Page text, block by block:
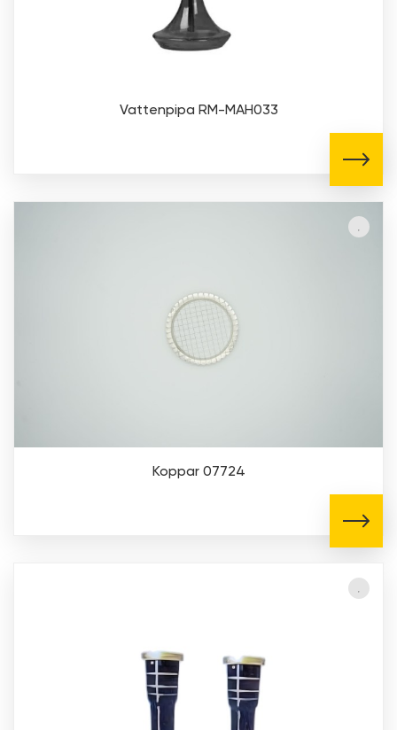
Vattenpipa RM-MAH033
Koppar 07724